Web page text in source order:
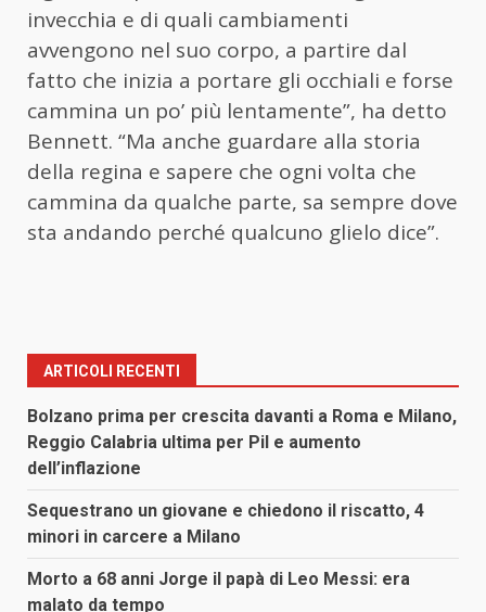
invecchia e di quali cambiamenti
avvengono nel suo corpo, a partire dal
fatto che inizia a portare gli occhiali e forse
cammina un po’ più lentamente”, ha detto
Bennett. “Ma anche guardare alla storia
della regina e sapere che ogni volta che
cammina da qualche parte, sa sempre dove
sta andando perché qualcuno glielo dice”.
ARTICOLI RECENTI
Bolzano prima per crescita davanti a Roma e Milano,
Reggio Calabria ultima per Pil e aumento
dell’inflazione
Sequestrano un giovane e chiedono il riscatto, 4
minori in carcere a Milano
Morto a 68 anni Jorge il papà di Leo Messi: era
malato da tempo